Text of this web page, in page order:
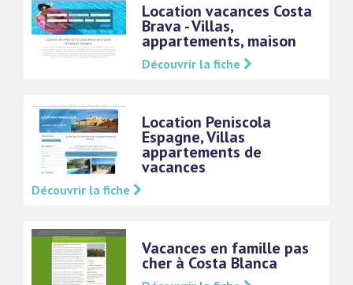
Location vacances Costa
Brava - Villas,
appartements, maison
Découvrir la fiche
Location Peniscola
Espagne, Villas
appartements de
vacances
Découvrir la fiche
Vacances en famille pas
cher à Costa Blanca